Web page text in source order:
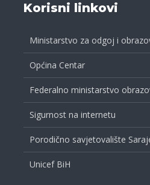
Korisni linkovi
Ministarstvo za odgoj i
Općina Centar
Federalno ministarstvo
Sigurnost na internetu
Porodično savjetovalište
Unicef BiH